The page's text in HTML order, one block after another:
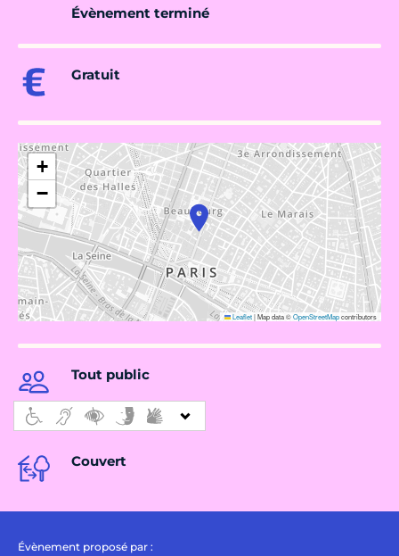
Évènement terminé
Gratuit
+
−
Leaflet|Map data ©OpenStreetMapcontributors
Tout public
Couvert
Évènement proposé par :